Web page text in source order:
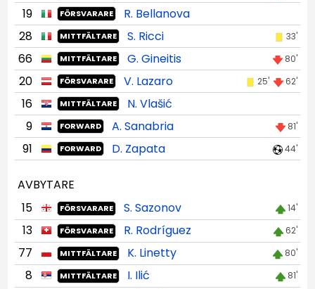
19 FÖRSVARARE
R. Bellanova
28
MITTFÄLTARE S. Ricci 33'
66 MITTFÄLTARE G. Gineitis 80'
20 FÖRSVARARE V. Lazaro 25' 62'
16 MITTFÄLTARE
N. Vlašić
9
FORWARD A. Sanabria 81'
91 FORWARD D. Zapata 44'
AVBYTARE
15
FÖRSVARARE S. Sazonov 14'
13 FÖRSVARARE R. Rodríguez 62'
77 MITTFÄLTARE K. Linetty 80'
8 MITTFÄLTARE I. Ilić 81'